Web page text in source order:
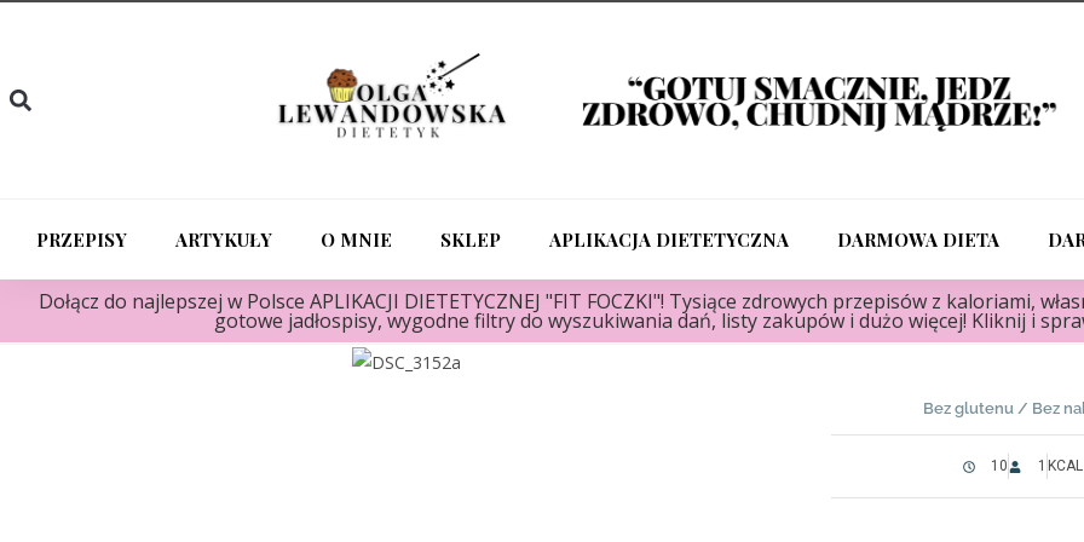
PRZEPISY ARTYKUŁY O MNIE SKLEP APLIKACJA DIETETYCZNA DARMOWA DIETA
Dołącz do najlepszej w Polsce APLIKACJI DIETETYCZNEJ "FIT FOCZKI"! Tysiące zdrowych przepisów z kaloriami,
gotowe jadłospisy, wygodne filtry do wyszukiwania dań, listy zakupów i dużo więcej! Kliknij i
Bez glutenu/ Bez
10 1